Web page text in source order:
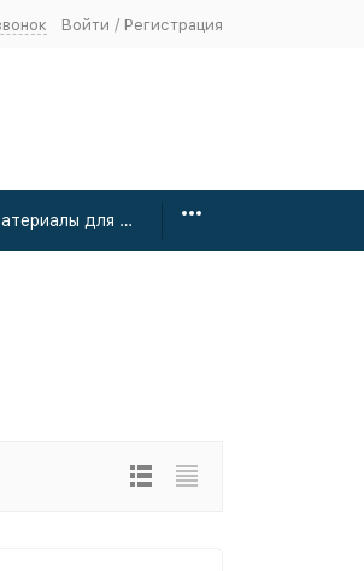
Войти / Регистрация
Материалы для монтажа